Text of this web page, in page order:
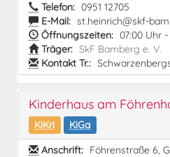
Telefon: 0951 12705
E-Mail: st.heinrich@skf-
Öffnungszeiten: 07:00 Uhr
Träger: SkF Bamberg e. V.
Kontakt Tr.:
Kinderhaus am
KiKri
KiGa
Anschrift: Föhrenstraße 6,